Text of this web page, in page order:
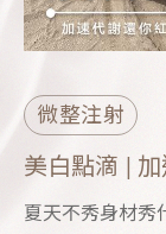
微整注射
美白點滴 |
夏天不秀身材秀